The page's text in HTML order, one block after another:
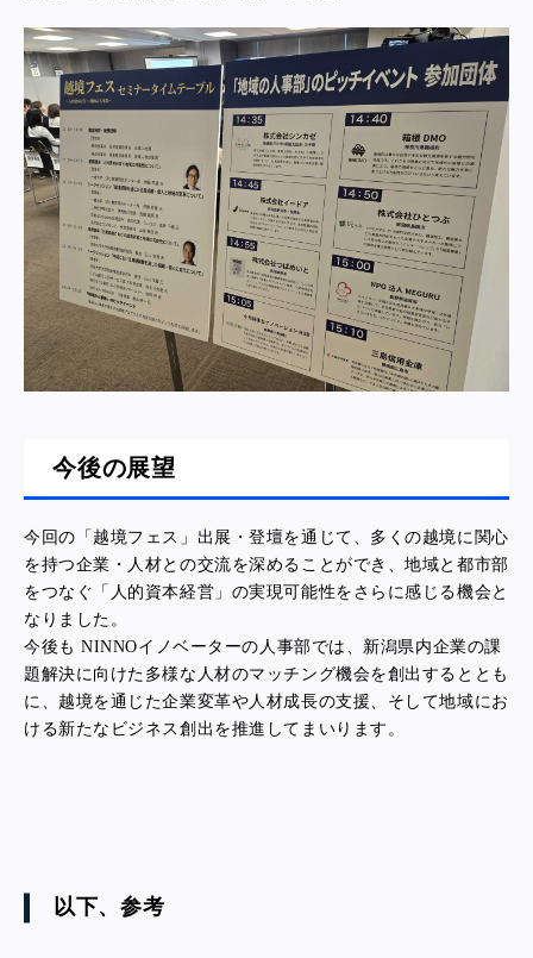
今後の展望
今回の「越境フェス」出展・登壇を通じて、多くの越境に関心
を持つ企業・人材との交流を深めることができ、地域と都市部
をつなぐ「人的資本経営」の実現可能性をさらに感じる機会と
なりました。
今後も NINNOイノベーターの人事部では、新潟県内企業の課
題解決に向けた多様な人材のマッチング機会を創出するととも
に、越境を通じた企業変革や人材成長の支援、そして地域にお
ける新たなビジネス創出を推進してまいります。
以下、参考